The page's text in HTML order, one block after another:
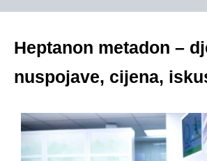
Heptanon metadon –
nuspojave, cijena,